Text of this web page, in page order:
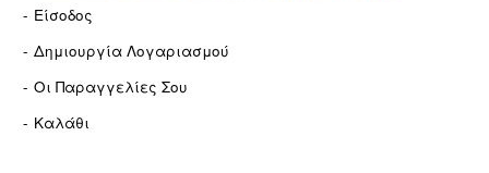
Είσοδος
Δημιουργία Λογαριασμού
Οι Παραγγελίες Σου
Καλάθι